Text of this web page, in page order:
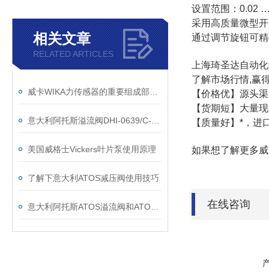
相关文章
RELATED ARTICLES
美国威格士Vickers叶片泵使用原理
了解下意大利ATOS减压阀使用技巧
设置范围：0.02
采用高质量微型
通过调节旋钮可
上海琦圣达自动
了解市场行情,赢
【价格优】源头
【货期短】大量
【质量好】*，进
如果想了解更多
在线咨询